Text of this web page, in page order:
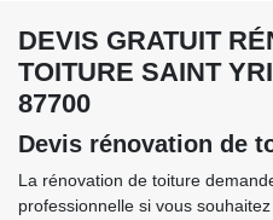
DEVIS GRATUIT
TOITURE SAINT
87700
Devis rénovation de
La rénovation de toiture
professionnelle si vous